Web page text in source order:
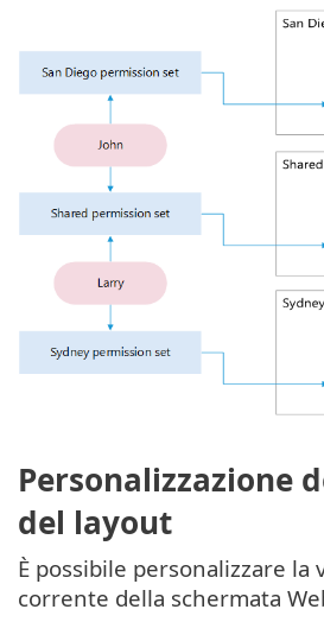
Personalizzazione
del layout
È possibile personalizzare la
corrente della schermata